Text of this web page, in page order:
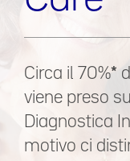
Circa il 70%*
viene preso
Diagnostica
motivo ci